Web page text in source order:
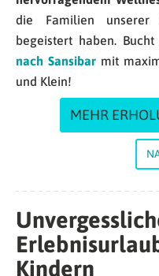
die Familien unserer
begeistert haben.
nach Sansibarmit
und Klein!
MEHR
Kindern